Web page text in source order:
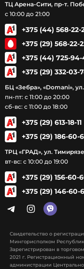
ТЦ Арена-Сити, пр-т.
с 10:00 до 21:00
+375 (44) 568-22-
+375 (29) 568-22-
+375 (44) 725-
+375 (29) 332-03-
БЦ «Зебра», «Domani»,
пн-пт: с 11:00 до 20:00
сб-вс: с 11:00 до 18:00
+375 (29) 613-18-11
+375 (29) 186-60-
ТРЦ «ГРАД», ул.
вт-вс: с 10:00 до 19:00
+375 (29) 156-60-
+375 (29) 146-60-
Свидетельство о
Мингорисполком
Зарегистрирован в
2021 г. Регистрационный
администрации